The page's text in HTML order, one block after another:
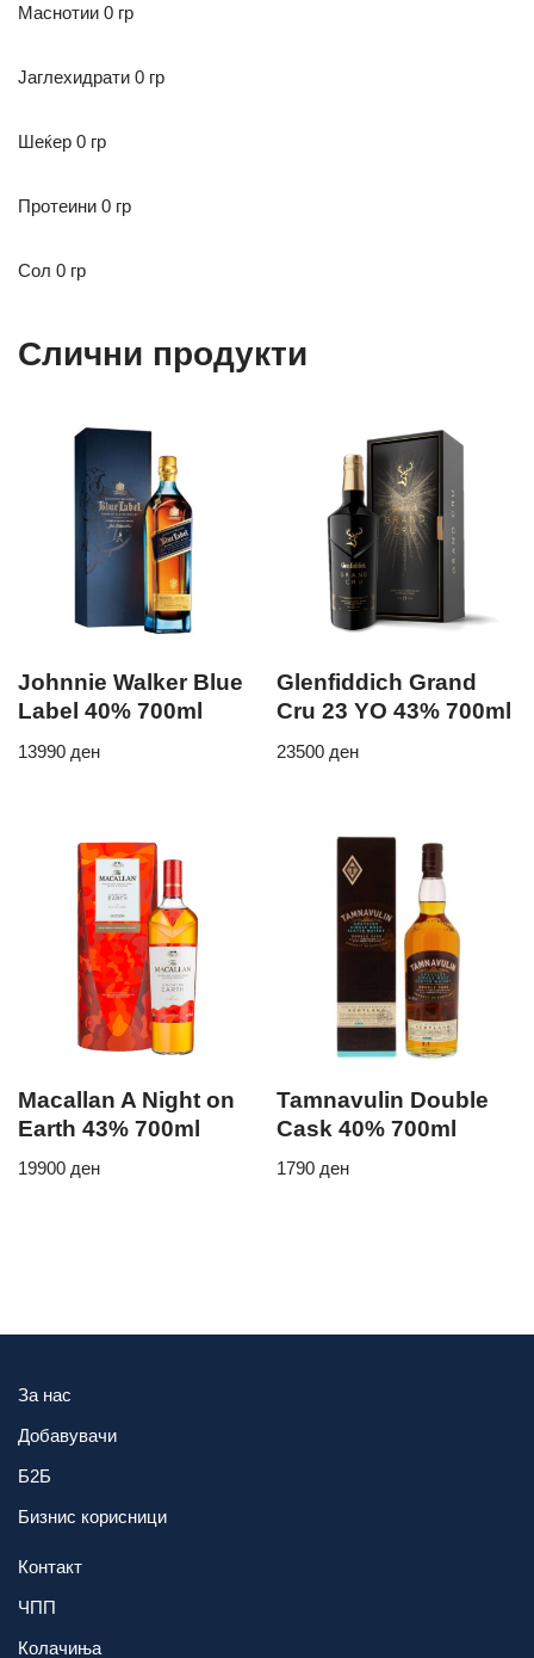
Маснотии 0 гр
Јаглехидрати 0 гр
Шеќер 0 гр
Протеини 0 гр
Сол 0 гр
Слични продукти
Johnnie Walker Blue
Label 40% 700ml
13990 ден
Glenfiddich Grand
Cru 23 YO 43% 700ml
23500 ден
Macallan A Night on
Earth 43% 700ml
19900 ден
Tamnavulin Double
Cask 40% 700ml
1790 ден
За нас
Добавувачи
Б2Б
Бизнис корисници
Контакт
ЧПП
Колачиња